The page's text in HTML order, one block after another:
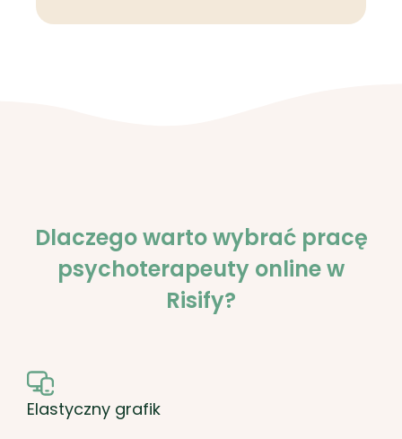
Dlaczego warto wybrać pracę
psychoterapeuty online w
Risify?
Elastyczny grafik